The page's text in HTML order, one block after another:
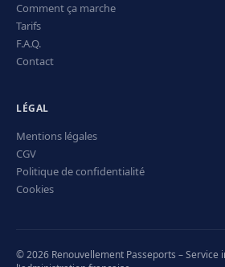
Comment ça marche
Tarifs
F.A.Q.
Contact
LÉGAL
Mentions légales
CGV
Politique de confidentialité
Cookies
© 2026 Renouvellement Passeports – Service